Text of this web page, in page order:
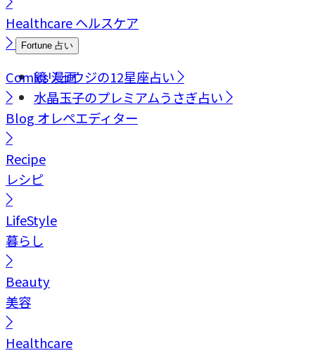
Healthcareヘルスケア
Fortune 占い
鏡リュウジの12星座占い
水晶玉子のプレミアムうさぎ占い
Comics漫画
Blog オレペエディター
Recipe
レシピ
LifeStyle
暮らし
Beauty
美容
Healthcare